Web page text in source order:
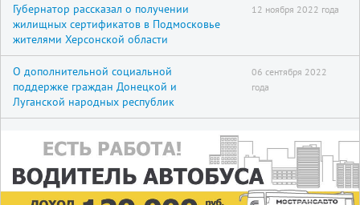
Губернатор рассказал о получении
жилищных сертификатов в Подмосковье
жителями Херсонской области
12 ноября 2022 года
О дополнительной социальной
поддержке граждан Донецкой и
Луганской народных республик
06 сентября 2022
года